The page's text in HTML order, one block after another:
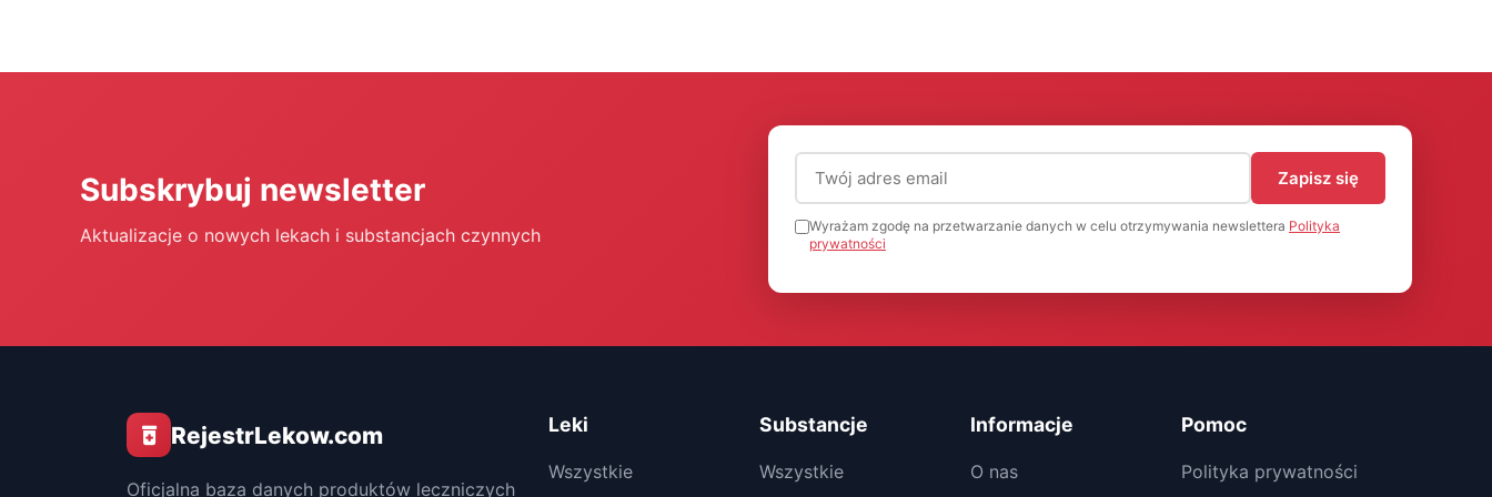
Subskrybuj newsletter
Aktualizacje o nowych lekach i substancjach czynnych
Adres email (wymagany)
Zapisz się
Wyrażam zgodę na przetwarzanie danych w celu otrzymywania newslettera Polityka
prywatności
RejestrLekow.com
Oficjalna baza danych produktów leczniczych
Leki
Wszystkie
Substancje
Wszystkie
Informacje
O nas
Pomoc
Polityka prywatności